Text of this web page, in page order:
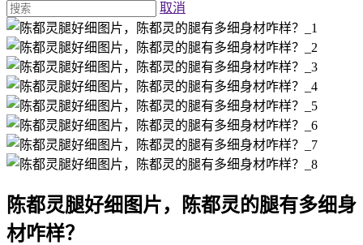
取消
陈都灵腿好细图片，陈都灵的腿有多细身
材咋样？